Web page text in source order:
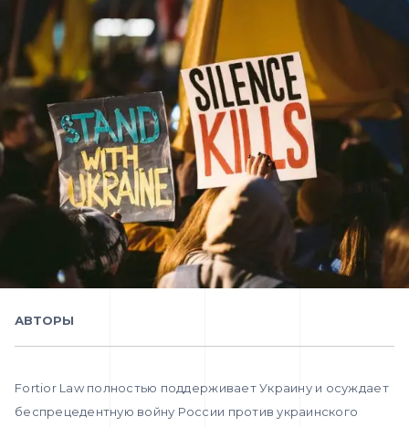
АВТОРЫ
Fortior Law полностью поддерживает Украину и осуждает
беспрецедентную войну России против украинского